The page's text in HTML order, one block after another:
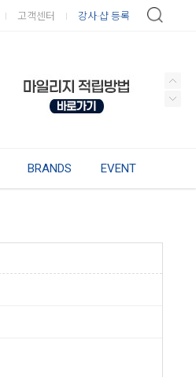
고객센터 강사·샵 등록
BRANDS EVENT